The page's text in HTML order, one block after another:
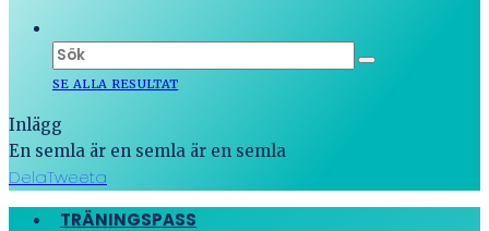
SE ALLA RESULTAT
Inlägg
En semla är en semla är en semla
DelaTweeta
TRÄNINGSPASS